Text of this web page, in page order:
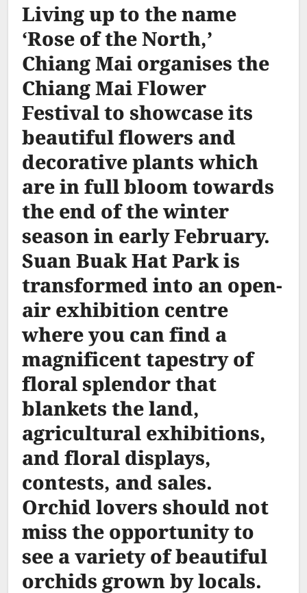
Living up to the name
‘Rose of the North,’
Chiang Mai organises the
Chiang Mai Flower
Festival to showcase its
beautiful flowers and
decorative plants which
are in full bloom towards
the end of the winter
season in early February.
Suan Buak Hat Park is
transformed into an open-
air exhibition centre
where you can find a
magnificent tapestry of
floral splendor that
blankets the land,
agricultural exhibitions,
and floral displays,
contests, and sales.
Orchid lovers should not
miss the opportunity to
see a variety of beautiful
orchids grown by locals.